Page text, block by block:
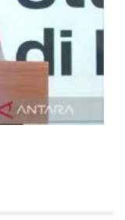
Kepolisian